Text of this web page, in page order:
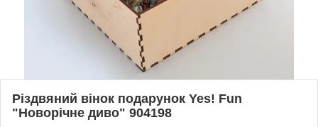
Різдвяний вінок подарунок Yes! Fun
"Новорічне диво" 904198